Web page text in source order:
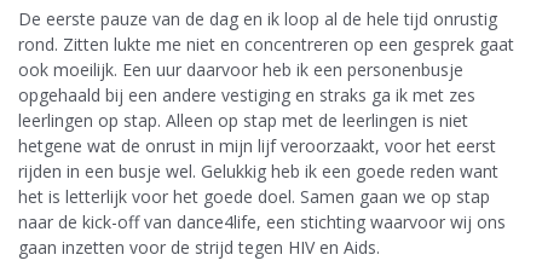
De eerste pauze van de dag en ik loop al de hele tijd onrustig
rond. Zitten lukte me niet en concentreren op een gesprek gaat
ook moeilijk. Een uur daarvoor heb ik een personenbusje
opgehaald bij een andere vestiging en straks ga ik met zes
leerlingen op stap. Alleen op stap met de leerlingen is niet
hetgene wat de onrust in mijn lijf veroorzaakt, voor het eerst
rijden in een busje wel. Gelukkig heb ik een goede reden want
het is letterlijk voor het goede doel. Samen gaan we op stap
naar de kick-off van dance4life, een stichting waarvoor wij ons
gaan inzetten voor de strijd tegen HIV en Aids.